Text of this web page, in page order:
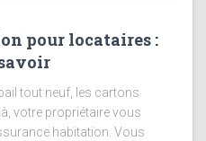
pour locataires :
tout neuf, les cartons
votre propriétaire vous
habitation. Vous